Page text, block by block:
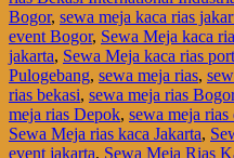
Bogor, sewa meja kaca rias
event Bogor, Sewa Meja kaca
jakarta, Sewa Meja kaca rias
Pulogebang, sewa meja rias,
rias bekasi, sewa meja rias Bogor
meja rias Depok, sewa meja rias
Sewa Meja rias kaca Jakarta,
event jakarta, Sewa Meja Rias